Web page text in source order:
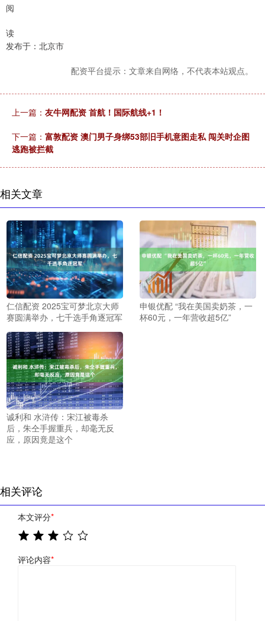
阅
读
发布于：北京市
配资平台提示：文章来自网络，不代表本站观点。
上一篇： 友牛网配资 首航！国际航线+1！
下一篇： 富敦配资 澳门男子身绑53部旧手机意图走私 闯关时企图
逃跑被拦截
相关文章
仁信配资 2025宝可梦北京大师
赛圆满举办，七千选手角逐冠军
申银优配 “我在美国卖奶茶，一
杯60元，一年营收超5亿”
诚利和 水浒传：宋江被毒杀
后，朱仝手握重兵，却毫无反
应，原因竟是这个
相关评论
本文评分*
评论内容*